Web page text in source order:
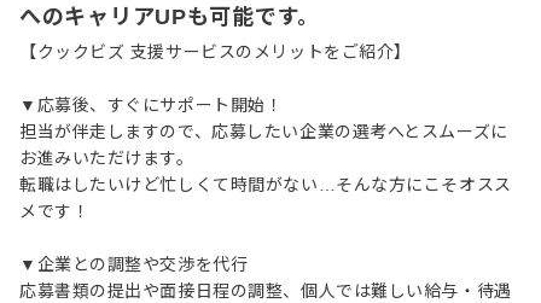
へのキャリアUPも可能です。
【クックビズ 支援サービスのメリットをご紹介】
▼応募後、すぐにサポート開始！
担当が伴走しますので、応募したい企業の選考へとスムーズに
お進みいただけます。
転職はしたいけど忙しくて時間がない…そんな方にこそオスス
メです！
▼企業との調整や交渉を代行
応募書類の提出や面接日程の調整、個人では難しい給与・待遇